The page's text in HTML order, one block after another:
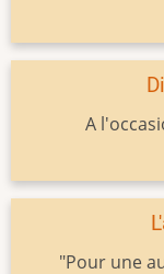
A
"Pour une